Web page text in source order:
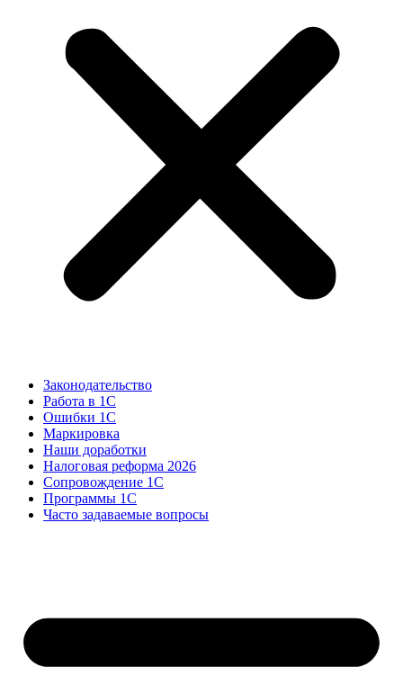
Законодательство
Работа в 1С
Ошибки 1С
Маркировка
Наши доработки
Налоговая реформа 2026
Сопровождение 1С
Программы 1С
Часто задаваемые вопросы